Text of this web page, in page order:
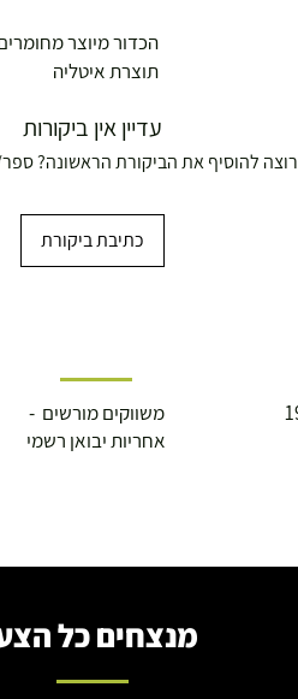
הכדור מיוצר
תוצרת איטליה
עדיין אין ביקורות
רוצה להוסיף את הביקורת הראשונה?
כתיבת ביקורת
משווקים מורשים -
אחריות יבואן רשמי
מנצחים כל